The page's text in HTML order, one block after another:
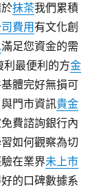
抹茶我們累積
費用 有文化創
滿足您資金的需
利最便利的方金
體完好無損可
門市資訊貴金
費諮詢銀行內
如何觀察為切
在業界未上市
的口碑數據系